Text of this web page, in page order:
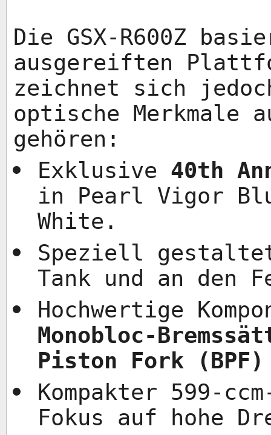
Die GSX-R600Z
ausgereiften
zeichnet sich
optische Merkmale
gehören:
Exklusive 40th
in Pearl Vigor
White.
Speziell
Tank und an den
Hochwertige
Monobloc-
Piston Fork (BPF)
Kompakter 599-
Fokus auf hohe